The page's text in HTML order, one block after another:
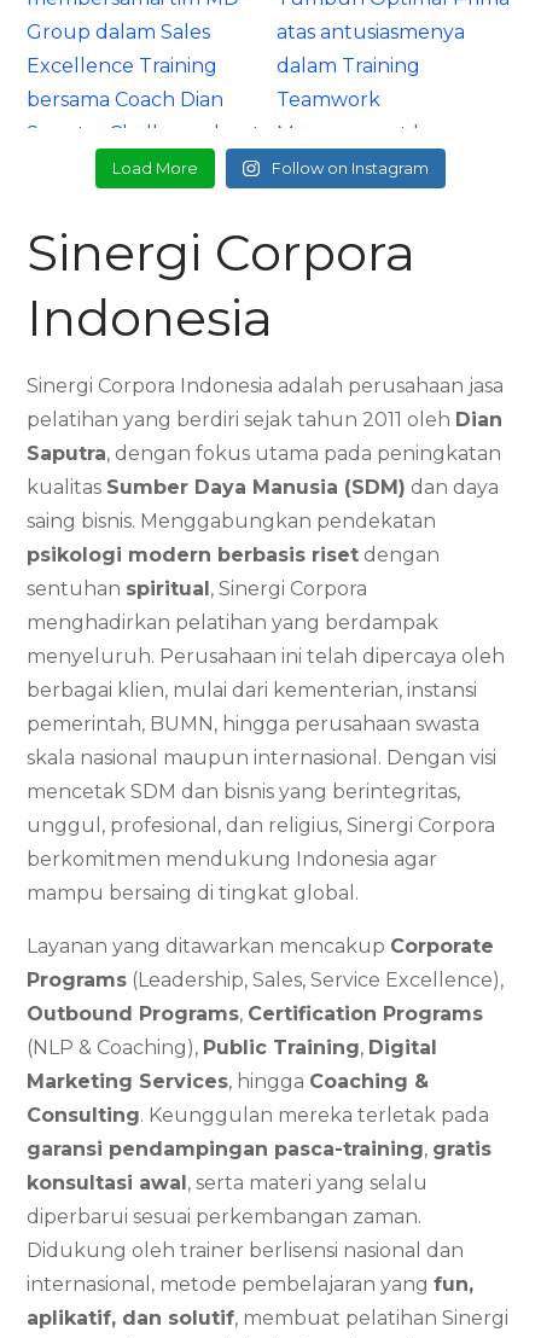
Load More Follow on Instagram
Sinergi Corpora
Indonesia
Sinergi Corpora Indonesia adalah perusahaan jasa
pelatihan yang berdiri sejak tahun 2011 oleh Dian
Saputra, dengan fokus utama pada peningkatan
kualitas Sumber Daya Manusia (SDM) dan daya
saing bisnis. Menggabungkan pendekatan
psikologi modern berbasis riset dengan
sentuhan spiritual , Sinergi Corpora
menghadirkan pelatihan yang berdampak
menyeluruh. Perusahaan ini telah dipercaya oleh
berbagai klien, mulai dari kementerian, instansi
pemerintah, BUMN, hingga perusahaan swasta
skala nasional maupun internasional. Dengan visi
mencetak SDM dan bisnis yang berintegritas,
unggul, profesional, dan religius, Sinergi Corpora
berkomitmen mendukung Indonesia agar
mampu bersaing di tingkat global.
Layanan yang ditawarkan mencakup Corporate
Programs (Leadership, Sales, Service Excellence),
Outbound Programs, Certification Programs
(NLP & Coaching), Public Training, Digital
Marketing Services, hingga Coaching &
Consulting. Keunggulan mereka terletak pada
garansi pendampingan pasca-training, gratis
konsultasi awal , serta materi yang selalu
diperbarui sesuai perkembangan zaman.
Didukung oleh trainer berlisensi nasional dan
internasional, metode pembelajaran yangfun,
aplikatif, dan solutif, membuat pelatihan Sinergi